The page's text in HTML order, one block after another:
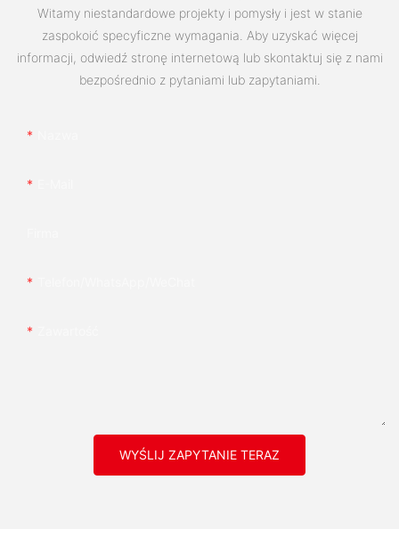
Witamy niestandardowe projekty i pomysły i jest w stanie
zaspokoić specyficzne wymagania. Aby uzyskać więcej
informacji, odwiedź stronę internetową lub skontaktuj się z nami
bezpośrednio z pytaniami lub zapytaniami.
WYŚLIJ ZAPYTANIE TERAZ